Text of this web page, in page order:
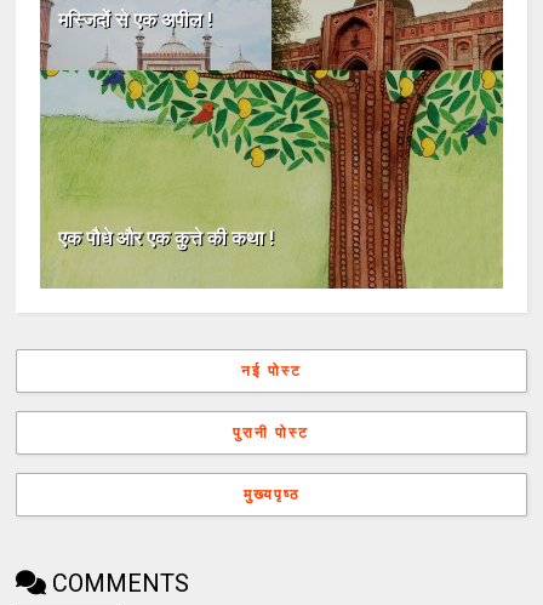
मस्जिदों से एक अपील !
एक पौधे और एक कुत्ते की कथा !
नई पोस्ट
पुरानी पोस्ट
मुख्यपृष्ठ
COMMENTS